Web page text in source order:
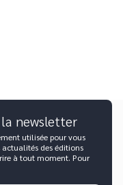
newsletter
utilisée pour vous
des éditions
à tout moment. Pour